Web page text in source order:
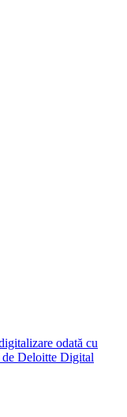
odată cu
de Deloitte Digital